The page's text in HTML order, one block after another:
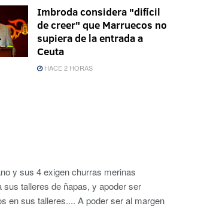
Imbroda considera "difícil
de creer" que Marruecos no
supiera de la entrada a
Ceuta
HACE 2 HORAS
y sus 4 exigen churras merinas
sus talleres de ñapas, y apoder ser
en sus talleres.... A poder ser al margen